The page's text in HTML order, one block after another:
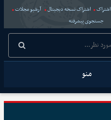
اشتراک اشتراک نسخه دیجیتال
آرشیو مجلات
جستجوی پیشرفته
منو